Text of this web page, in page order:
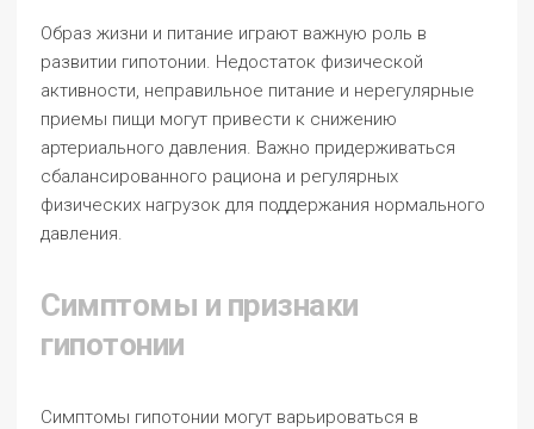
Образ жизни и питание играют важную роль в
развитии гипотонии. Недостаток физической
активности, неправильное питание и нерегулярные
приемы пищи могут привести к снижению
артериального давления. Важно придерживаться
сбалансированного рациона и регулярных
физических нагрузок для поддержания нормального
давления.
Симптомы и признаки
гипотонии
Симптомы гипотонии могут варьироваться в